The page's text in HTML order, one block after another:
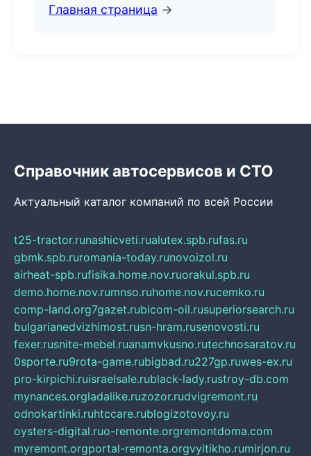
Главная страница →
Справочник автосервисов и СТО
Актуальный каталог компаний по всей России
t25-tractor.runashicveti.rualutex.spb.rufas.ru
gbmk.spb.ruromania-today.runovoizol.ru
airheat-spb.rufisika.home.nov.ruorakul.spb.ru
demo.home.nov.rumnso.ruhome.nov.rucemko.ru
comp-land.org7gazet.rubicom-oil.rusuperiorsearch.ru
bulgarianedvizhimost.rusn-hram.rusenovosti.ru
fexer.rusnite-mebel.ruanamvkusno.rutechnosaratov.ru
0sporte.ru9rota-game.rubigbad.ru227gp.ruwes-ex.ru
pro-kirpichi.ruisraelsale.rublack-lady.rustroy-db.com
mynances.orgladalike.ruzozor.rudvigremont.ru
odnokartinki.ruhtccare.rublogizotovoy.ru
oysters-digital.ruo-remonte.orgremontdoma.com
myremont.orgportal-remonta.orgvyitikho.rumirjon.ru